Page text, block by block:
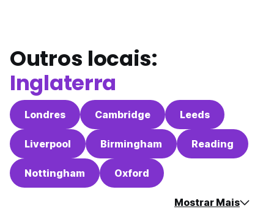
Outros locais:
Inglaterra
Londres Cambridge Leeds
Liverpool Birmingham Reading
Nottingham Oxford
Mostrar Mais